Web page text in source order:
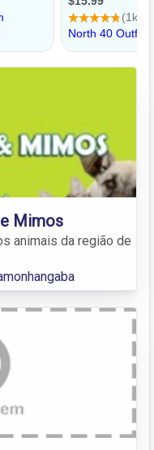
Mimos
animais da região de